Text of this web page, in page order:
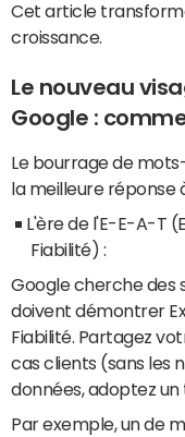
Cet article
croissance.
Le nouveau
Google :
Le bourrage de
la meilleure réponse
L'ère de l'E-E-A-T
Fiabilité) :
Google cherche des
doivent démontrer
Fiabilité. Partagez
cas clients (sans les
données, adoptez un
Par exemple, un de